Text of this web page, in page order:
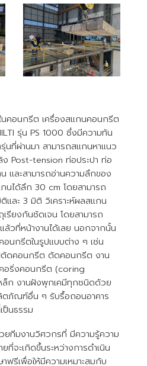
นคอนกรีต เครื่องสแกนคอนกรีต
รุ่น PS 1000 ซึ่งมีความทัน
นที่ผ่านมา สามารถสแกนหาแนว
Post-tension ท่อประปา ท่อ
และสามารถอ่านความลึกของ
นได้ลึก 30 cm โดยสามารถ
ละ 3 มิติ วิเคราะห์ผลสแกน
เรียงกันชัดเจน โดยสามารถ
วที่หน้างานได้เลย นอกจากนั้น
นกรีตในรูปแบบต่าง ๆ เช่น
ดคอนกรีต ตัดคอนกรีต งาน
อริ่งคอนกรีต (coring
ล็ก งานฝังพุกเคมีทุกชนิดด้วย
ตภัณฑ์อื่น ๆ รับรื้อถอนอาคาร
ป็นธรรม
ยทีมงานวิศวกรที่ มีความรู้ความ
จะเกิดขึ้นระหว่างการดำเนิน
ฟรีเพื่อให้มีความเหมาะสมกับ